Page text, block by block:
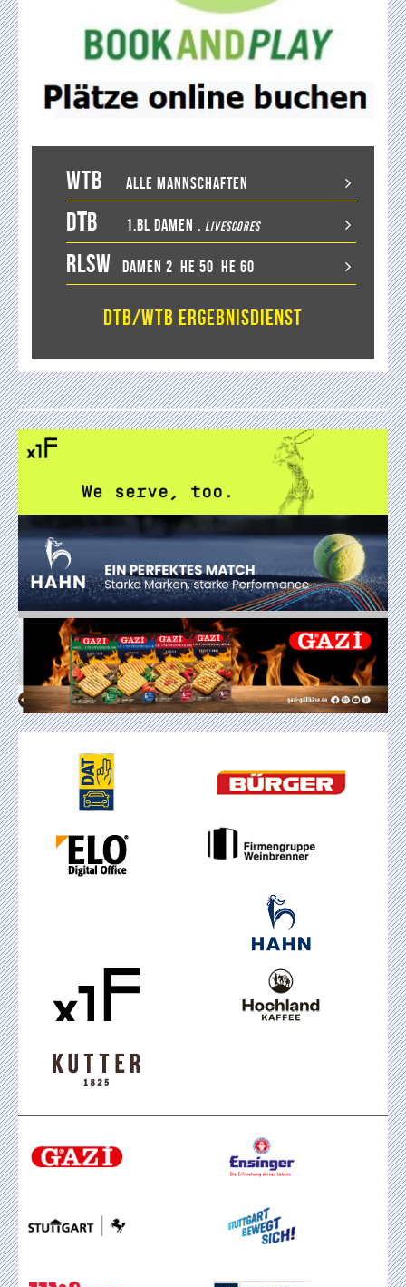
WTB Alle Mannschaften
DTB 1.BL Damen . LiveScores
RLSW Damen 2 He 50 He 60
DTB/WTB Ergebnisdienst